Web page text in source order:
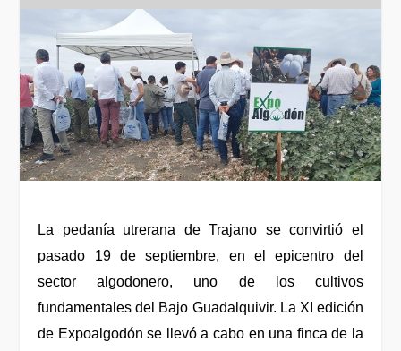
La pedanía utrerana de Trajano se convirtió el
pasado 19 de septiembre, en el epicentro del
sector algodonero, uno de los cultivos
fundamentales del Bajo Guadalquivir. La XI edición
de Expoalgodón se llevó a cabo en una finca de la